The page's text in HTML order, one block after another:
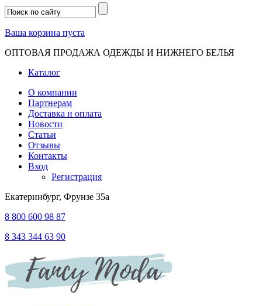
Ваша корзина пуста
ОПТОВАЯ ПРОДАЖА ОДЕЖДЫ И НИЖНЕГО БЕЛЬЯ
Каталог
О компании
Партнерам
Доставка и оплата
Новости
Статьи
Отзывы
Контакты
Вход
Регистрация
Екатеринбург, Фрунзе 35а
8 800 600 98 87
8 343 344 63 90